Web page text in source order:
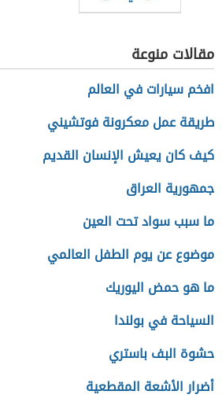
الأفراد
مقالات منوعة
افخم سيارات في العالم
طريقة عمل معكرونة فوتشيني
كيف كان يعيش الإنسان القديم
جمهورية العراق
ما سبب سواد تحت العين
موضوع عن يوم الطفل العالمي
ما هو حمض اليوريك
السياحة في بولندا
حشوة البف باستري
أضرار الأشعة المقطعية